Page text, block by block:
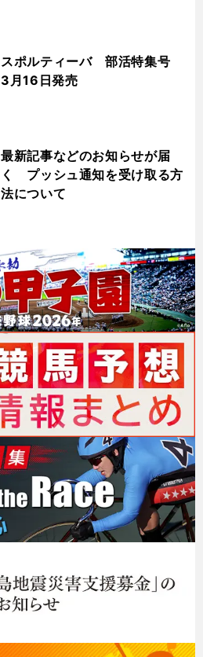
スポルティーバ 部活特集号
3月16日発売
最新記事などのお知らせが届
く プッシュ通知を受け取る方
法について